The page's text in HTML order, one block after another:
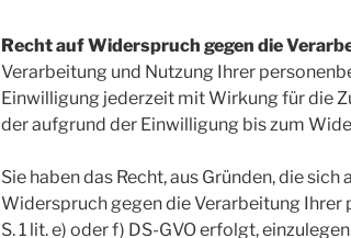
Recht auf Widerspruch gegen die
Verarbeitung und Nutzung Ihrer
Einwilligung jederzeit mit Wirkung für die
der aufgrund der Einwilligung bis zum
Sie haben das Recht, aus Gründen, die
Widerspruch gegen die Verarbeitung Ihrer
S. 1 lit. e) oder f) DS-GVO erfolgt,